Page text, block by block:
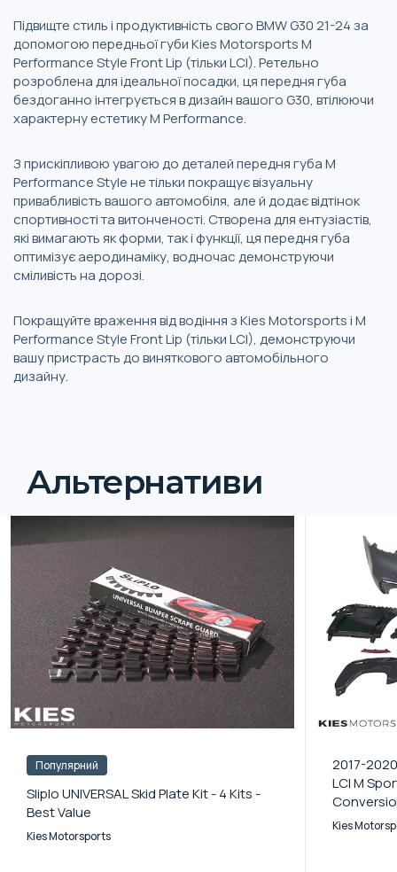
Підвищте стиль і продуктивність свого BMW G30 21-24 за
допомогою передньої губи Kies Motorsports M
Performance Style Front Lip (тільки LCI). Ретельно
розроблена для ідеальної посадки, ця передня губа
бездоганно інтегрується в дизайн вашого G30, втілюючи
характерну естетику M Performance.
З прискіпливою увагою до деталей передня губа M
Performance Style не тільки покращує візуальну
привабливість вашого автомобіля, але й додає відтінок
спортивності та витонченості. Створена для ентузіастів,
які вимагають як форми, так і функції, ця передня губа
оптимізує аеродинаміку, водночас демонструючи
сміливість на дорозі.
Покращуйте враження від водіння з Kies Motorsports і M
Performance Style Front Lip (тільки LCI), демонструючи
вашу пристрасть до виняткового автомобільного
дизайну.
Альтернативи
Популярний
Sliplo UNIVERSAL Skid Plate Kit - 4 Kits -
Best Value
Kies Motorsports
2017-
LCI M
Kies